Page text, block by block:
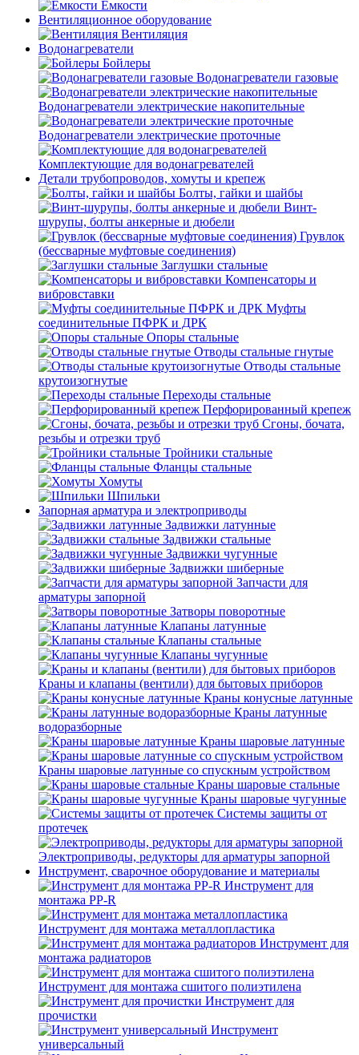
Ёмкости
Вентиляционное оборудование
Вентиляция
Водонагреватели
Бойлеры
Водонагреватели газовые
Водонагреватели электрические накопительные
Водонагреватели электрические проточные
Комплектующие для водонагревателей
Детали трубопроводов, хомуты и крепеж
Болты, гайки и шайбы
Винт-
шурупы, болты анкерные и дюбели
Грувлок
(бессварные муфтовые соединения)
Заглушки стальные
Компенсаторы и
вибровставки
Муфты
соединительные ПФРК и ДРК
Опоры стальные
Отводы стальные гнутые
Отводы стальные
крутоизогнутые
Переходы стальные
Перфорированный крепеж
Сгоны, бочата,
резьбы и отрезки труб
Тройники стальные
Фланцы стальные
Хомуты
Шпильки
Запорная арматура и электроприводы
Задвижки латунные
Задвижки стальные
Задвижки чугунные
Задвижки шиберные
Запчасти для
арматуры запорной
Затворы поворотные
Клапаны латунные
Клапаны стальные
Клапаны чугунные
Краны и клапаны (вентили) для бытовых приборов
Краны конусные латунные
Краны латунные
водоразборные
Краны шаровые латунные
Краны шаровые латунные со спускным устройством
Краны шаровые стальные
Краны шаровые чугунные
Системы защиты от
протечек
Электроприводы, редукторы для арматуры запорной
Инструмент, сварочное оборудование и материалы
Инструмент для
монтажа PP-R
Инструмент для монтажа металлопластика
Инструмент для
монтажа радиаторов
Инструмент для монтажа сшитого полиэтилена
Инструмент для
прочистки
Инструмент
универсальный